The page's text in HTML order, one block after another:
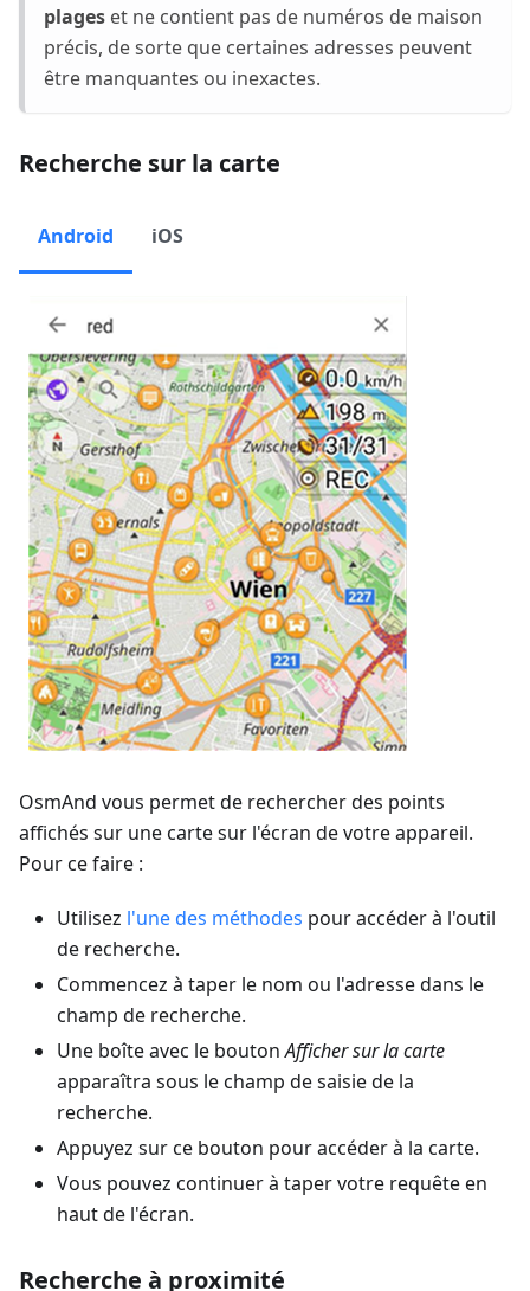
plages et ne contient pas de numéros de maison
précis, de sorte que certaines adresses peuvent
être manquantes ou inexactes.
Recherche sur la carte
Android iOS
OsmAnd vous permet de rechercher des points
affichés sur une carte sur l'écran de votre appareil.
Pour ce faire :
Utilisez l'une des méthodes pour accéder à l'outil
de recherche.
Commencez à taper le nom ou l'adresse dans le
champ de recherche.
Une boîte avec le boutonAfficher sur la carte
apparaîtra sous le champ de saisie de la
recherche.
Appuyez sur ce bouton pour accéder à la carte.
Vous pouvez continuer à taper votre requête en
haut de l'écran.
Recherche à proximité